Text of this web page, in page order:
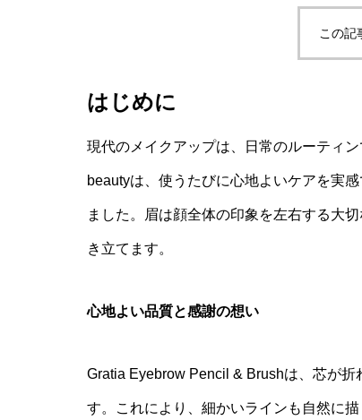
この記
はじめに
現代のメイクアップは、日常のルーティ
beautyは、使うたびに心地よいケアを実
ました。眉は顔全体の印象を左右する大
き立てます。
心地よい品質と感謝の想い
Gratia Eyebrow Pencil & Brushは、芯が
す。これにより、細かいラインも自然に